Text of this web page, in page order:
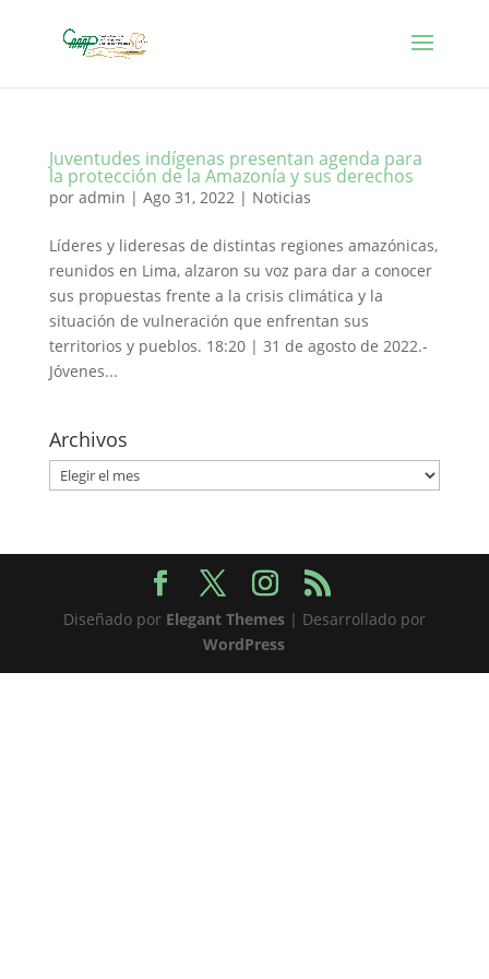
Juventudes indígenas presentan agenda para
la protección de la Amazonía y sus derechos
por admin | Ago 31, 2022| Noticias
Líderes y lideresas de distintas regiones amazónicas,
reunidos en Lima, alzaron su voz para dar a conocer
sus propuestas frente a la crisis climática y la
situación de vulneración que enfrentan sus
territorios y pueblos. 18:20 | 31 de agosto de 2022.-
Jóvenes...
Archivos
Archivos
Diseñado por Elegant Themes| Desarrollado por
WordPress